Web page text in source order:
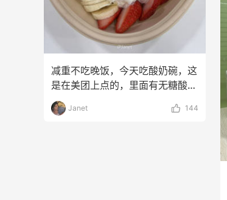
减重不吃晚饭，今天吃酸奶碗，这
是在美团上点的，里面有无糖酸
奶、香蕉半根切片，草莓
Janet 144